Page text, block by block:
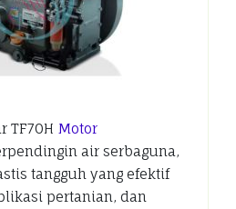
TF70H Motor
air serbaguna,
tangguh yang efektif
pertanian, dan